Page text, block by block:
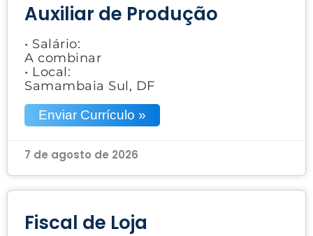
Auxiliar de Produção
• Salário:
A combinar
• Local:
Samambaia Sul, DF
Enviar Currículo »
7 de agosto de 2026
Fiscal de Loja